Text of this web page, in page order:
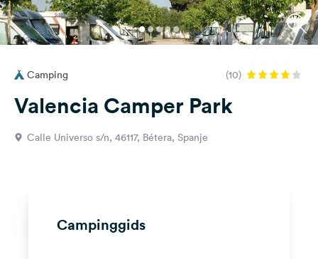
Registreren
Inloggen
Vragen &
Feedback
Camping (10)
Valencia Camper Park
Calle Universo s/n, 46117, Bétera, Spanje
Campinggids